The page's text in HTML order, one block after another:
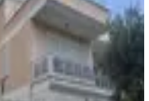
Deniz Demirtaş